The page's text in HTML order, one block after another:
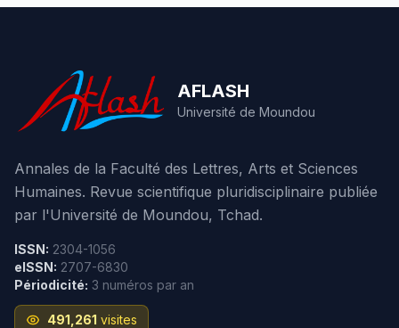
AFLASH
Université de Moundou
Annales de la Faculté des Lettres, Arts et Sciences
Humaines. Revue scientifique pluridisciplinaire publiée
par l'Université de Moundou, Tchad.
ISSN: 2304-1056
eISSN: 2707-6830
Périodicité: 3 numéros par an
491,261 visites